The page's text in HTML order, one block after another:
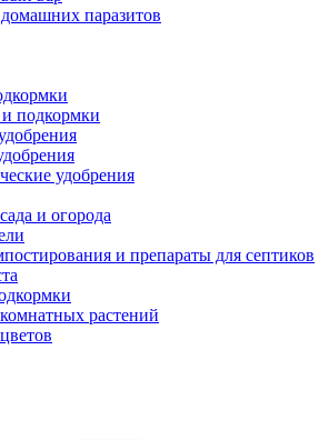
паразитов
подкормки
удобрения
и огорода
и препараты для септиков
растений